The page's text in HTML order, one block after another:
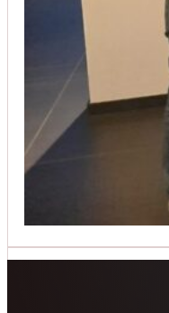
🔧 Geräte-
Jetzt kontaktieren